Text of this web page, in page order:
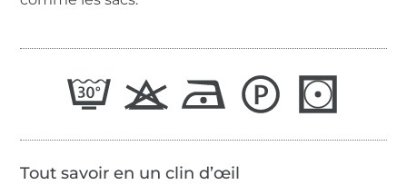
Tout savoir en un clin d’œil